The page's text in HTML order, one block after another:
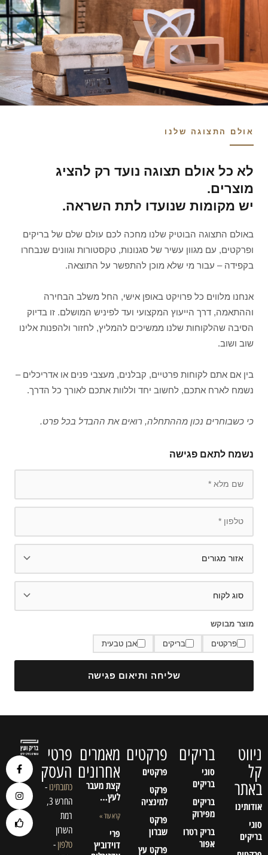
אולם התצוגה שלנו
לא כל אולם תצוגה נועד רק להציג
מוצרים.
יש מקומות שנועדו לתת השראה.
באולם התצוגה הבוטיק שלנו מחכה לכם עולם שלם של בריקים
ופרקטים, עם מגוון עשיר של סגנונות, טקסטורות וגוונים שנבחרו
בקפידה – עבור מי שלא מוכן להתפשר על התוצאה.
אנחנו מלווים כל פרויקט באופן אישי, החל משלב הבחירה
וההתאמה, דרך הייעוץ המקצועי ועד לפיניש המושלם. זו בדיוק
הסיבה שהלקוחות שלנו ממשיכים להמליץ, לחזור ולהפנות אלינו
שוב ושוב.
בין אם אתם לקוחות פרטיים, קבלנים, מעצבי פנים או אדריכלים –
נשמח לארח אתכם, לחשוב יחד וללוות אתכם לאורך כל הדרך.
כי כשבוחרים נכון מההתחלה, רואים את ההבדל בכל פרט.
נשמח לתאם פגישה
מוצר מבוקש
פרקטים בריקים אבן טבעית
שליחה ותיאום פגישה
ניווט
קל
באתר
אודותינו
סוגי
בריקים
בריקים
סוגי
בריקים
בריקים
מפירוק
בריק רטרו
אפור
פרקטים
פרקטים
פרקט
למינציה
פרקט
שברון
פרקט עץ
מאמרים
אחרונים
קצת מעבר
לעץ…
קרא עוד »
פרי
דוידוביץ
פרטי
העסק
כתובתינו-
החרש 3,
רמת
השרון
טלפון-